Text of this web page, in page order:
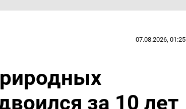
07.08.2026, 01:25
за 10 лет